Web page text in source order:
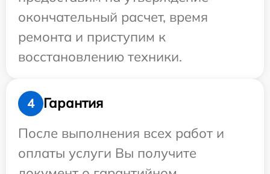
окончательный расчет, время
ремонта и приступим к
восстановлению техники.
4
Гарантия
После выполнения всех работ и
оплаты услуги Вы получите